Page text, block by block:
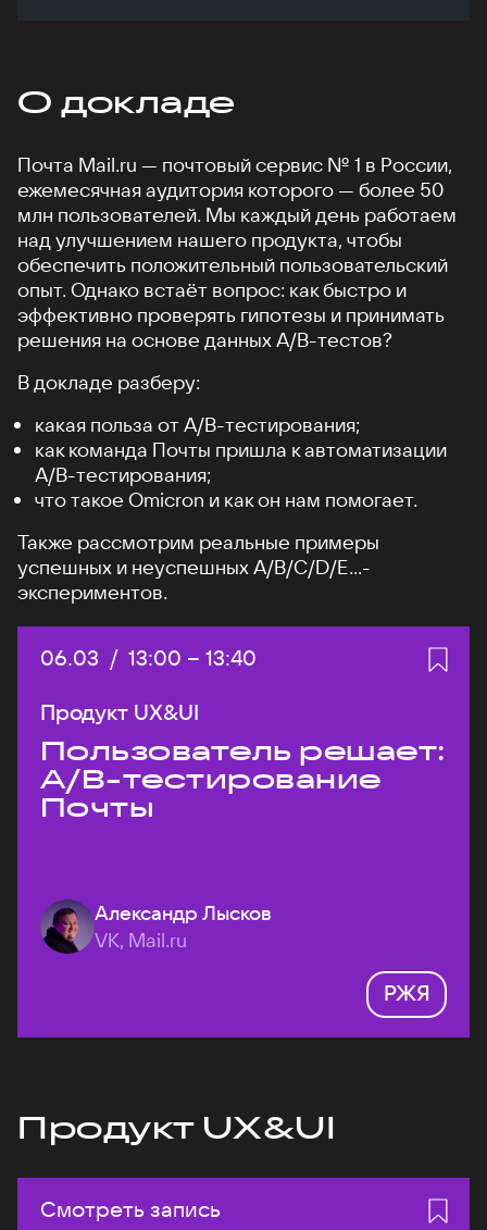
О докладе
Почта Mail.ru — почтовый сервис № 1 в России,
ежемесячная аудитория которого — более 50
млн пользователей. Мы каждый день работаем
над улучшением нашего продукта, чтобы
обеспечить положительный пользовательский
опыт. Однако встаёт вопрос: как быстро и
эффективно проверять гипотезы и принимать
решения на основе данных A/B-тестов?
В докладе разберу:
какая польза от А/B-тестирования;
как команда Почты пришла к автоматизации
A/B-тестирования;
что такое Omicron и как он нам помогает.
Также рассмотрим реальные примеры
успешных и неуспешных A/B/C/D/E...-
экспериментов.
Дата:
06.03 / Начало:
13:00 – Конец:
13:40
Продукт UX&UI
Пользователь решает:
A/B-тестирование
Почты
Александр Лысков
VK, Mail.ru
РЖЯ
Продукт UX&UI
Смотреть запись